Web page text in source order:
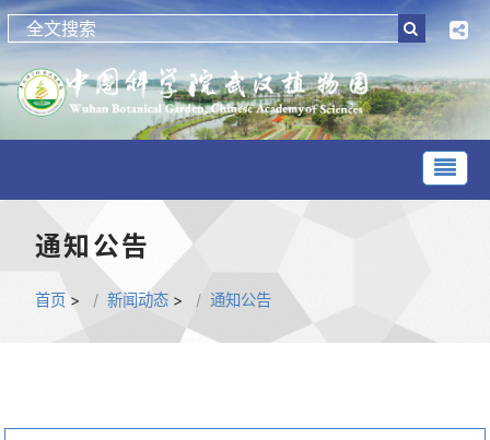
通知公告
首页 > 新闻动态 > 通知公告